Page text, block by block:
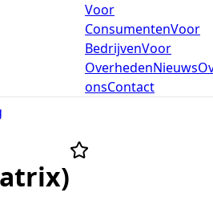
Voor
ConsumentenVoor
BedrijvenVoor
OverhedenNieuws
onsContact